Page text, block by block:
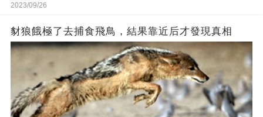
2023/09/26
豺狼餓極了去捕食飛鳥，結果靠近后才發現真相